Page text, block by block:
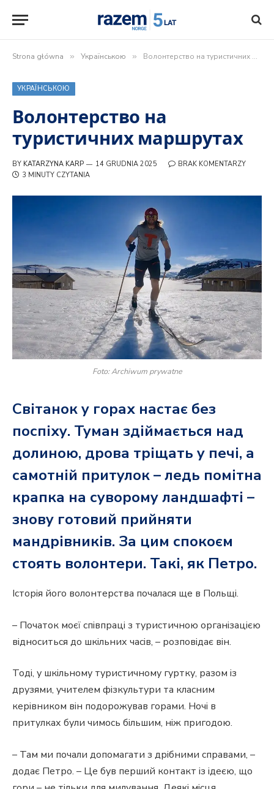
Strona główna » Українською » Волонтерство на туристичних маршрутах
УКРАЇНСЬКОЮ
Волонтерство на
туристичних маршрутах
BY KATARZYNA KARP 14 GRUDNIA 2025
BRAK KOMENTARZY
3 MINUTY CZYTANIA
Foto: Archiwum prywatne
Світанок у горах настає без
поспіху. Туман здіймається над
долиною, дрова тріщать у печі, а
самотній притулок – ледь помітна
крапка на суворому ландшафті –
знову готовий прийняти
мандрівників. За цим спокоєм
стоять волонтери. Такі, як Петро.
Історія його волонтерства почалася ще в Польщі.
– Початок моєї співпраці з туристичною організацією
відноситься до шкільних часів, – розповідає він.
Тоді, у шкільному туристичному гуртку, разом із
друзями, учителем фізкультури та класним
керівником він подорожував горами. Ночі в
притулках були чимось більшим, ніж пригодою.
– Там ми почали допомагати з дрібними справами, –
додає Петро. – Це був перший контакт із ідеєю, що